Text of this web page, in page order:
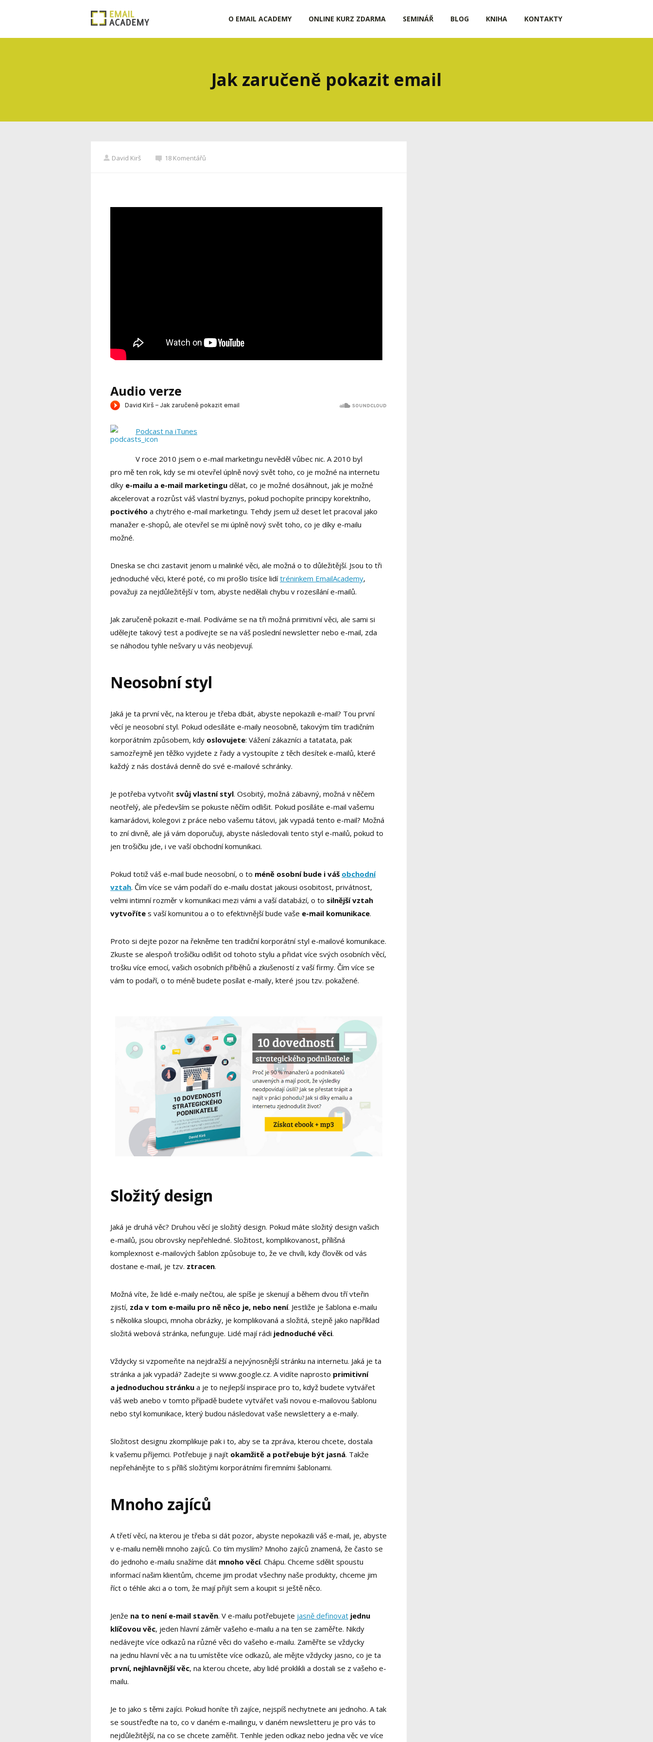
O EMAIL ACADEMY ONLINE KURZ ZDARMA SEMINÁŘ BLOG KNIHA KONTAKTY
Jak zaručeně pokazit email
David Kirš 18 Komentářů
Audio verze
Podcast na iTunes
V roce 2010 jsem o e-mail marketingu nevěděl vůbec nic. A 2010 byl
pro mě ten rok, kdy se mi otevřel úplně nový svět toho, co je možné na internetu
díky e-mailu a e-mail marketingu dělat, co je možné dosáhnout, jak je možné
akcelerovat a rozrůst váš vlastní byznys, pokud pochopíte principy korektního,
poctivého a chytrého e-mail marketingu. Tehdy jsem už deset let pracoval jako
manažer e-shopů, ale otevřel se mi úplně nový svět toho, co je díky e-mailu
možné.
Dneska se chci zastavit jenom u malinké věci, ale možná o to důležitější. Jsou to tři
jednoduché věci, které poté, co mi prošlo tisíce lidítréninkem EmailAcademy,
považuji za nejdůležitější v tom, abyste nedělali chybu v rozesílání e-mailů.
Jak zaručeně pokazit e-mail. Podíváme se na tři možná primitivní věci, ale sami si
udělejte takový test a podívejte se na váš poslední newsletter nebo e-mail, zda
se náhodou tyhle nešvary u vás neobjevují.
Neosobní styl
Jaká je ta první věc, na kterou je třeba dbát, abyste nepokazili e-mail? Tou první
věcí je neosobní styl. Pokud odesíláte e-maily neosobně, takovým tím tradičním
korporátním způsobem, kdy oslovujete: Vážení zákazníci a tatatata, pak
samozřejmě jen těžko vyjdete z řady a vystoupíte z těch desítek e-mailů, které
každý z nás dostává denně do své e-mailové schránky.
Je potřeba vytvořit svůj vlastní styl. Osobitý, možná zábavný, možná v něčem
neotřelý, ale především se pokuste něčím odlišit. Pokud posíláte e-mail vašemu
kamarádovi, kolegovi z práce nebo vašemu tátovi, jak vypadá tento e-mail? Možná
to zní divně, ale já vám doporučuji, abyste následovali tento styl e-mailů, pokud to
jen trošičku jde, i ve vaší obchodní komunikaci.
Pokud totiž váš e-mail bude neosobní, o to méně osobní bude i váš obchodní
vztah. Čím více se vám podaří do e-mailu dostat jakousi osobitost, privátnost,
velmi intimní rozměr v komunikaci mezi vámi a vaší databází, o to silnější vztah
vytvoříte s vaší komunitou a o to efektivnější bude vaše e-mail komunikace.
Proto si dejte pozor na řekněme ten tradiční korporátní styl e-mailové komunikace.
Zkuste se alespoň trošičku odlišit od tohoto stylu a přidat více svých osobních věcí,
trošku více emocí, vašich osobních příběhů a zkušeností z vaší firmy. Čím více se
vám to podaří, o to méně budete posílat e-maily, které jsou tzv. pokažené.
Složitý design
Jaká je druhá věc? Druhou věcí je složitý design. Pokud máte složitý design vašich
e-mailů, jsou obrovsky nepřehledné. Složitost, komplikovanost, přílišná
komplexnost e-mailových šablon způsobuje to, že ve chvíli, kdy člověk od vás
dostane e-mail, je tzv. ztracen.
Možná víte, že lidé e-maily nečtou, ale spíše je skenují a během dvou tří vteřin
zjistí, zda v tom e-mailu pro ně něco je, nebo není. Jestliže je šablona e-mailu
s několika sloupci, mnoha obrázky, je komplikovaná a složitá, stejně jako například
složitá webová stránka, nefunguje. Lidé mají rádi jednoduché věci.
Vždycky si vzpomeňte na nejdražší a nejvýnosnější stránku na internetu. Jaká je ta
stránka a jak vypadá? Zadejte si www.google.cz. A vidíte naprosto primitivní
a jednoduchou stránku a je to nejlepší inspirace pro to, když budete vytvářet
váš web anebo v tomto případě budete vytvářet vaši novou e-mailovou šablonu
nebo styl komunikace, který budou následovat vaše newslettery a e-maily.
Složitost designu zkomplikuje pak i to, aby se ta zpráva, kterou chcete, dostala
k vašemu příjemci. Potřebuje ji najít okamžitě a potřebuje být jasná. Takže
nepřehánějte to s příliš složitými korporátními firemními šablonami.
Mnoho zajíců
A třetí věcí, na kterou je třeba si dát pozor, abyste nepokazili váš e-mail, je, abyste
v e-mailu neměli mnoho zajíců. Co tím myslím? Mnoho zajíců znamená, že často se
do jednoho e-mailu snažíme dát mnoho věcí. Chápu. Chceme sdělit spoustu
informací našim klientům, chceme jim prodat všechny naše produkty, chceme jim
říct o téhle akci a o tom, že mají přijít sem a koupit si ještě něco.
Jenže na to není e-mail stavěn. V e-mailu potřebujete jasně definovat jednu
klíčovou věc, jeden hlavní záměr vašeho e-mailu a na ten se zaměřte. Nikdy
nedávejte více odkazů na různé věci do vašeho e-mailu. Zaměřte se vždycky
na jednu hlavní věc a na tu umístěte více odkazů, ale mějte vždycky jasno, co je ta
první, nejhlavnější věc, na kterou chcete, aby lidé proklikli a dostali se z vašeho e-
mailu.
Je to jako s těmi zajíci. Pokud honíte tři zajíce, nejspíš nechytnete ani jednoho. A tak
se soustřeďte na to, co v daném e-mailingu, v daném newsletteru je pro vás to
nejdůležitější, na co se chcete zaměřit. Tenhle jeden odkaz nebo jedna věc ve více